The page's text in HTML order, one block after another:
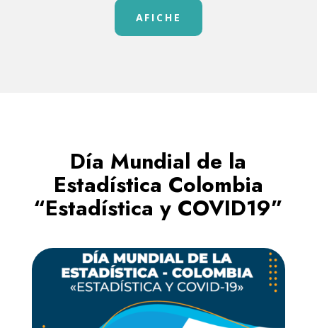
AFICHE
Día Mundial de la
Estadística Colombia
“Estadística y COVID19”